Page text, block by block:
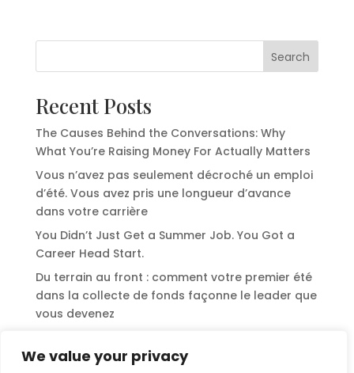
We value your privacy
Search
Recent Posts
The Causes Behind the Conversations: Why
What You’re Raising Money For Actually Matters
Vous n’avez pas seulement décroché un emploi
d’été. Vous avez pris une longueur d’avance
dans votre carrière
You Didn’t Just Get a Summer Job. You Got a
Career Head Start.
Du terrain au front : comment votre premier été
dans la collecte de fonds façonne le leader que
vous devenez
Summer in Fundraising Shapes the Leader You